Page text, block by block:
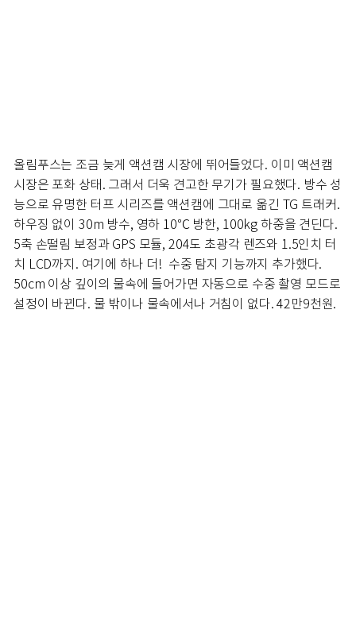
올림푸스는 조금 늦게 액션캠 시장에 뛰어들었다. 이미 액션캠
시장은 포화 상태. 그래서 더욱 견고한 무기가 필요했다. 방수 성
능으로 유명한 터프 시리즈를 액션캠에 그대로 옮긴 TG 트래커.
하우징 없이 30m 방수, 영하 10℃ 방한, 100kg 하중을 견딘다.
5축 손떨림 보정과 GPS 모듈, 204도 초광각 렌즈와 1.5인치 터
치 LCD까지. 여기에 하나 더! 수중 탐지 기능까지 추가했다.
50cm 이상 깊이의 물속에 들어가면 자동으로 수중 촬영 모드로
설정이 바뀐다. 물 밖이나 물속에서나 거침이 없다. 42만9천원.